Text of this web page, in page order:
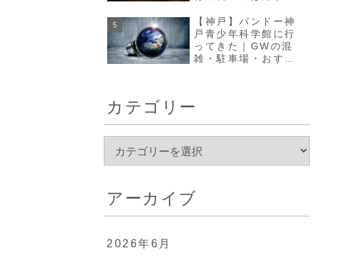
め【神戸】バンドー神
戸青少年科学館に行
ってきた｜GWの混
雑・駐車場・おすす
カテゴリー
アーカイブ
2026年6月